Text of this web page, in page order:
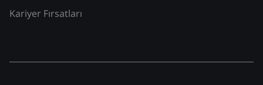
Kariyer Fırsatları